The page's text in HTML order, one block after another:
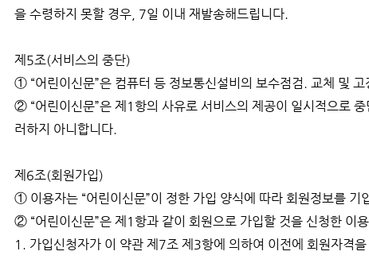
을 수령하지 못할 경우, 7일 이내 재발송해드립니다.
제5조(서비스의 중단)
① “어린이신문”은 컴퓨터 등 정보통신설비의 보수점검. 교체 및
② “어린이신문”은 제1항의 사유로 서비스의 제공이 일시적으로
러하지 아니합니다.
제6조(회원가입)
① 이용자는 “어린이신문”이 정한 가입 양식에 따라 회원정보를
② “어린이신문”은 제1항과 같이 회원으로 가입할 것을 신청한 이
1. 가입신청자가 이 약관 제7조 제3항에 의하여 이전에 회원자격